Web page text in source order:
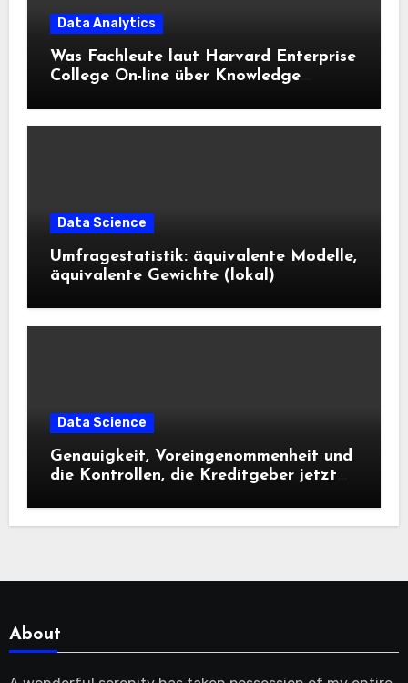
Data Analytics
Was Fachleute laut Harvard Enterprise
College On-line über Knowledge
Data Science
Umfragestatistik: äquivalente Modelle,
äquivalente Gewichte (lokal)
Data Science
Genauigkeit, Voreingenommenheit und
die Kontrollen, die Kreditgeber jetzt
About